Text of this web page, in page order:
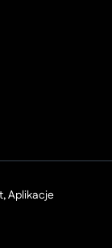
Aplikacje